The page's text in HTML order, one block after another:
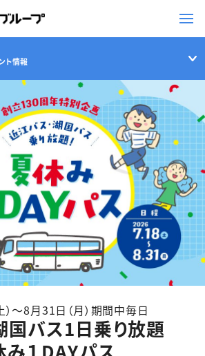
情報
企業情報
お問い合わせ一覧
体中文 繁体中文
ト情報
～8月31日（月）期間中毎日
国バス1日乗り放題
１DAYパス